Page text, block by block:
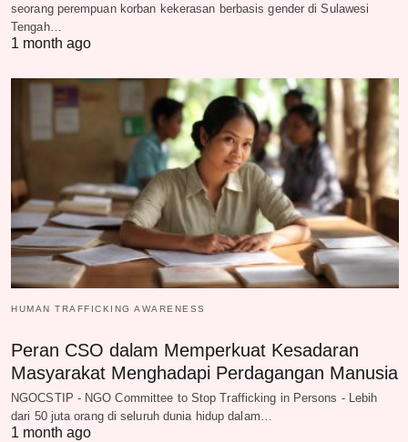
seorang perempuan korban kekerasan berbasis gender di Sulawesi
Tengah…
1 month ago
HUMAN TRAFFICKING AWARENESS
Peran CSO dalam Memperkuat Kesadaran
Masyarakat Menghadapi Perdagangan Manusia
NGOCSTIP - NGO Committee to Stop Trafficking in Persons - Lebih
dari 50 juta orang di seluruh dunia hidup dalam…
1 month ago